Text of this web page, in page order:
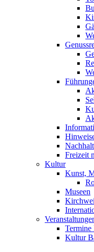
Freizeit
Kultur
Kunst,
Museen
Termine
Kultur